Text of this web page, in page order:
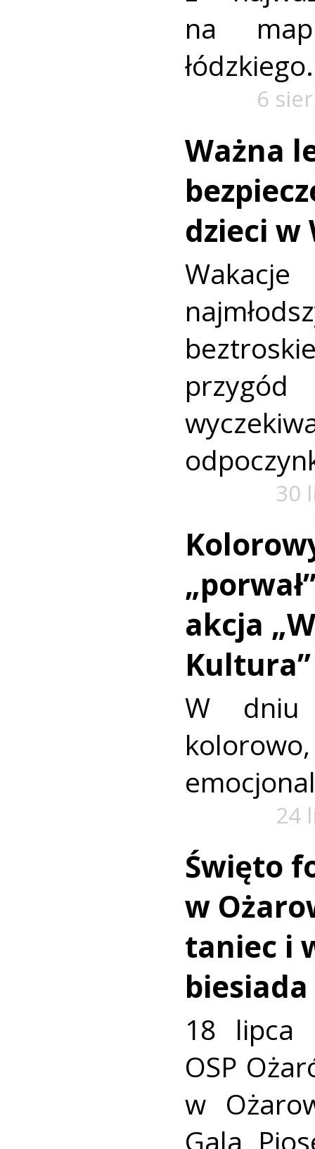
na
łódzkiego.
6
Ważna
dzieci w
30
akcja
Kultura”
W dniu
24
Święto
w
taniec i
biesiada
18 lipca
OSP
w
Gala